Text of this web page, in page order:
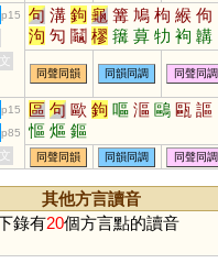
p15 句 溝 鉤 龜 篝 鳩 枸 緱 佝
泃 勼 鬮 樛 簼 萛 牞 袧 韝
同聲同韻 同韻同調 同聲同調
p15 區 句 歐 鉤 嘔 漚 鷗 甌 謳
慪 熰 鏂
p85
同聲同韻 同韻同調 同聲同調
其他方言讀音
錄有20個方言點的讀音